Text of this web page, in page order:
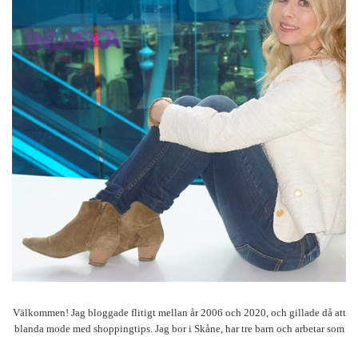
Välkommen! Jag bloggade flitigt mellan år 2006 och 2020, och gillade då att
blanda mode med shoppingtips. Jag bor i Skåne, har tre barn och arbetar som